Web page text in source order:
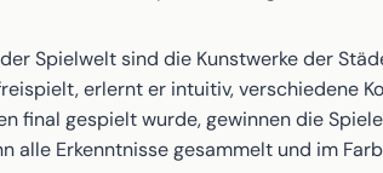
Spielwelt sind die Kunstwerke der
erlernt er intuitiv, verschiedene
final gespielt wurde, gewinnen die
alle Erkenntnisse gesammelt und im